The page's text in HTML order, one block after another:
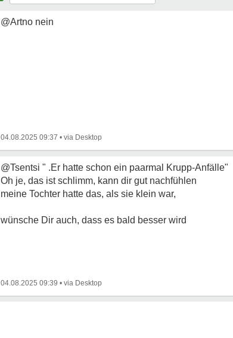
@Artno nein
04.08.2025 09:37 •
@Tsentsi " .Er hatte schon ein paarmal Krupp-Anfälle"
Oh je, das ist schlimm, kann dir gut nachfühlen
meine Tochter hatte das, als sie klein war,
wünsche Dir auch, dass es bald besser wird
04.08.2025 09:39 •